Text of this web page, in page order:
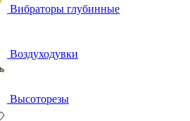
Вибраторы глубинные
Воздуходувки
Высоторезы